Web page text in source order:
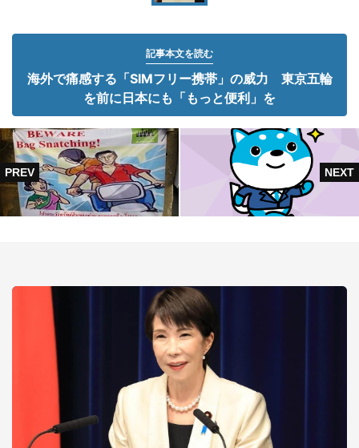
記事本文を読む
海外で痛感する「SIMフリー携帯」の威力 東京五輪
を前に日本にも「もっと便利」を